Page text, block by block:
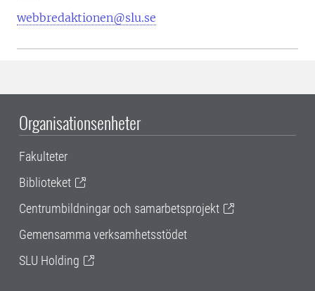
webbredaktionen@slu.se
Organisationsenheter
Fakulteter
Biblioteket
Centrumbildningar och samarbetsprojekt
Gemensamma verksamhetsstödet
SLU Holding